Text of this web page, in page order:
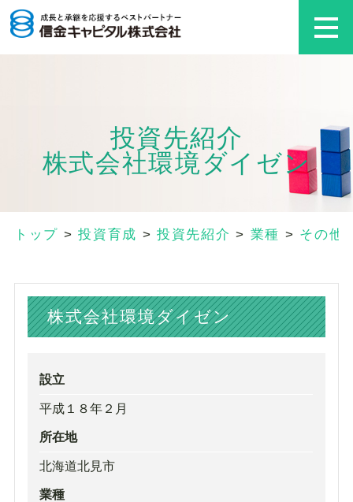
投資先紹介
株式会社環境ダイゼン
トップ >投資育成 >投資先紹介 > 業種 > その他
株式会社環境ダイゼン
設立
平成１８年２月
所在地
北海道北見市
業種